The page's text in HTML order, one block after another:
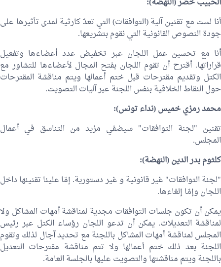
أنا لست مع تقنين آلية (التوافقات) التي تعدّ كارثية لمدى تأثيرها على
جودة النصوص القانونية التي نقوم بتشريعها.
أنا مع تحسين عمل اللجان عبر تخفيض عدد أعضاءها وتفعيل
قراراتها. أقترح أن تقوم اللجان بفتح المجال لأعضاءها للتشاور مع
الكتل وتقديم مقترحات قبل ختم أعمالها ويتم مناقشة المقترحات
حول النقاط الخلافية بنفس اللجنة عبر آليات التصويت.
محمد رمزي خميس(نداء تونس):
تقنين "لجنة التوافقات" سيضفي مزيد من التناسق في أعمال
المجلس.
كلثوم بدر الدين(النهضة):
"لجنة التوافقات" غير قانونية و غير دستورية. إمّا علينا تقنينها داخل
اللجان وإمّا إلغاءها.
يمكن أن تكون جلسات التوافقات مجدية لمناقشة أمهات المشاكل ولا
لمناقشة التعديلات. يمكن أن تدعو اللجان رؤساء الكتل عبر رئيس
المجلس لمناقشة أمهات المشاكل باللجنة مع تحديد آجال لذلك وتقوم
اللجنة بعد ذلك ختم أعمالها ولا تتم مناقشة مقترحات التعديل
باللجنة ويتم مناقشتها والتصويت عليها بالجلسة العامة.